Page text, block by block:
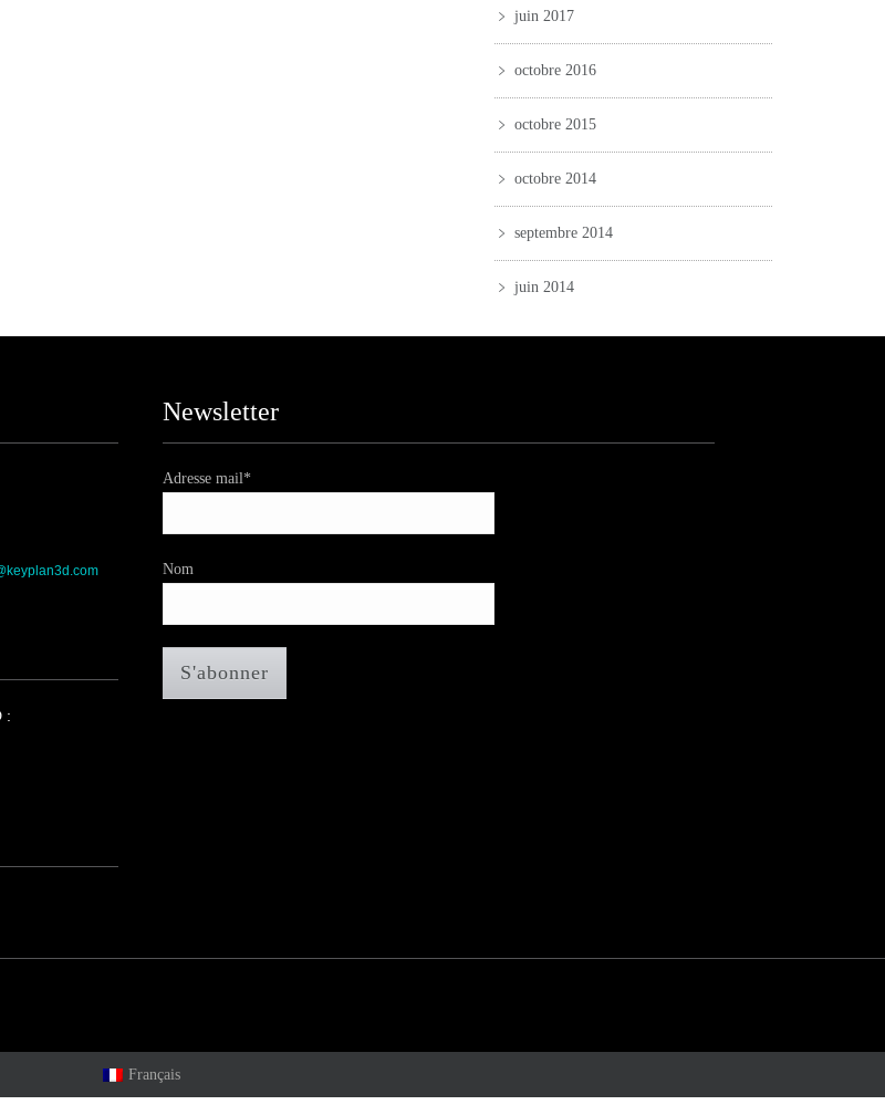
juin 2017
octobre 2016
octobre 2015
octobre 2014
septembre 2014
juin 2014
:
Newsletter
Adresse mail*
Nom
Français